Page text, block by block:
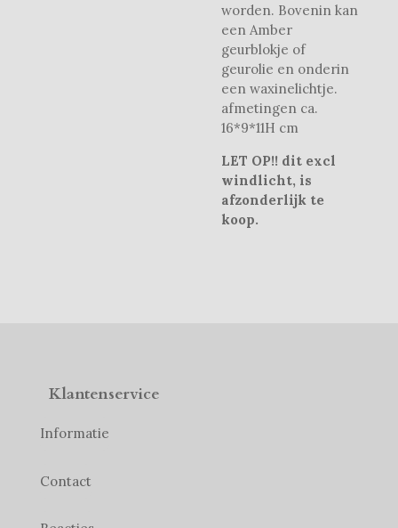
worden. Bovenin kan
een Amber
geurblokje of
geurolie en onderin
een waxinelichtje.
afmetingen ca.
16*9*11H cm
LET OP!! dit excl
windlicht, is
afzonderlijk te
koop.
Klantenservice
Informatie
Contact